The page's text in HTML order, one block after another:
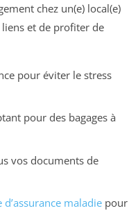
chez un(e) local(e)
et de profiter de
pour éviter le stress
pour des bagages à
vos documents de
maladiepour